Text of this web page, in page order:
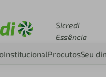
Sicredi
Essência
InstitucionalProdutosSeu